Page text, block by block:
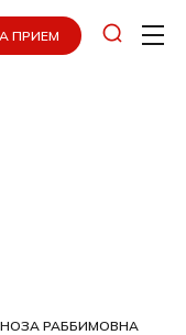
ПРИЕМ
РАББИМОВНА